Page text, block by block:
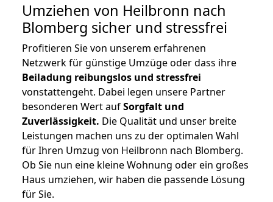
Umziehen von Heilbronn nach
Blomberg sicher und stressfrei
Profitieren Sie von unserem erfahrenen
Netzwerk für günstige Umzüge oder dass ihre
Beiladung reibungslos und stressfrei
vonstattengeht. Dabei legen unsere Partner
besonderen Wert aufSorgfalt und
Zuverlässigkeit. Die Qualität und unser breite
Leistungen machen uns zu der optimalen Wahl
für Ihren Umzug von Heilbronn nach Blomberg.
Ob Sie nun eine kleine Wohnung oder ein großes
Haus umziehen, wir haben die passende Lösung
für Sie.